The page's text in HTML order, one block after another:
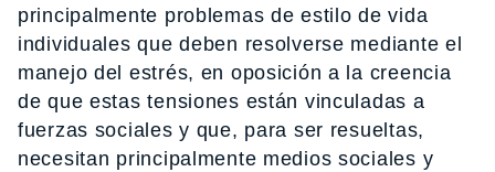
principalmente problemas de estilo de vida
individuales que deben resolverse mediante el
manejo del estrés, en oposición a la creencia
de que estas tensiones están vinculadas a
fuerzas sociales y que, para ser resueltas,
necesitan principalmente medios sociales y